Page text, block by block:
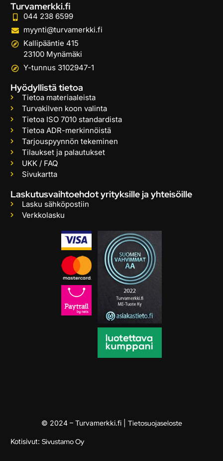
Turvamerkki.fi
044 238 6599
myynti@turvamerkki.fi
Kallipääntie 415
23100 Mynämäki
Y-tunnus 3102947-1
Hyödyllistä tietoa
Tietoa materiaaleista
Turvakilven koon valinta
Tietoa ISO 7010 standardista
Tietoa ADR-merkinnöistä
Tarjouspyynnön tekeminen
Tilaukset ja palautukset
UKK / FAQ
Sivukartta
Laskutusvaihtoehdot yrityksille ja yhteisöille
Lasku sähköpostiin
Verkkolasku
© 2024 – Turvamerkki.fi | Tietosuojaseloste
Kotisivut: Sivustamo Oy